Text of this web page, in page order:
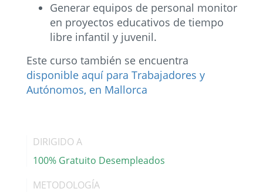
Generar equipos de personal monitor
en proyectos educativos de tiempo
libre infantil y juvenil.
Este curso también se encuentra
disponible aquí para Trabajadores y
Autónomos, en Mallorca
DIRIGIDO A
100% Gratuito Desempleados
METODOLOGÍA